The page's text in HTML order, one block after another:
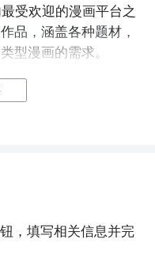
受欢迎的漫画平台之
品，涵盖各种题材，
型漫画的需求。
文漫画的APP，它提
最大的动漫社区之
这里与其他动漫爱好
，填写相关信息并完